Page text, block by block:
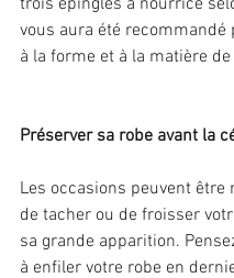
vous aura été recommandé
à la forme et à la matière
Préserver sa robe avant la
Les occasions peuvent être
de tacher ou de froisser
sa grande apparition.
à enfiler votre robe en